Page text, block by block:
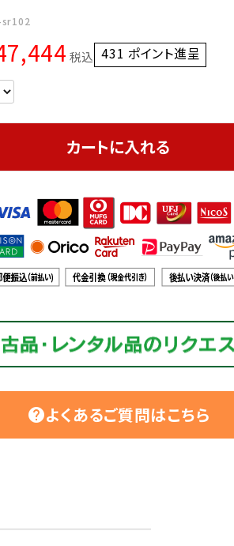
税込 431 ポイント進呈 ]
カートに入れる
helpよくあるご質問はこちら